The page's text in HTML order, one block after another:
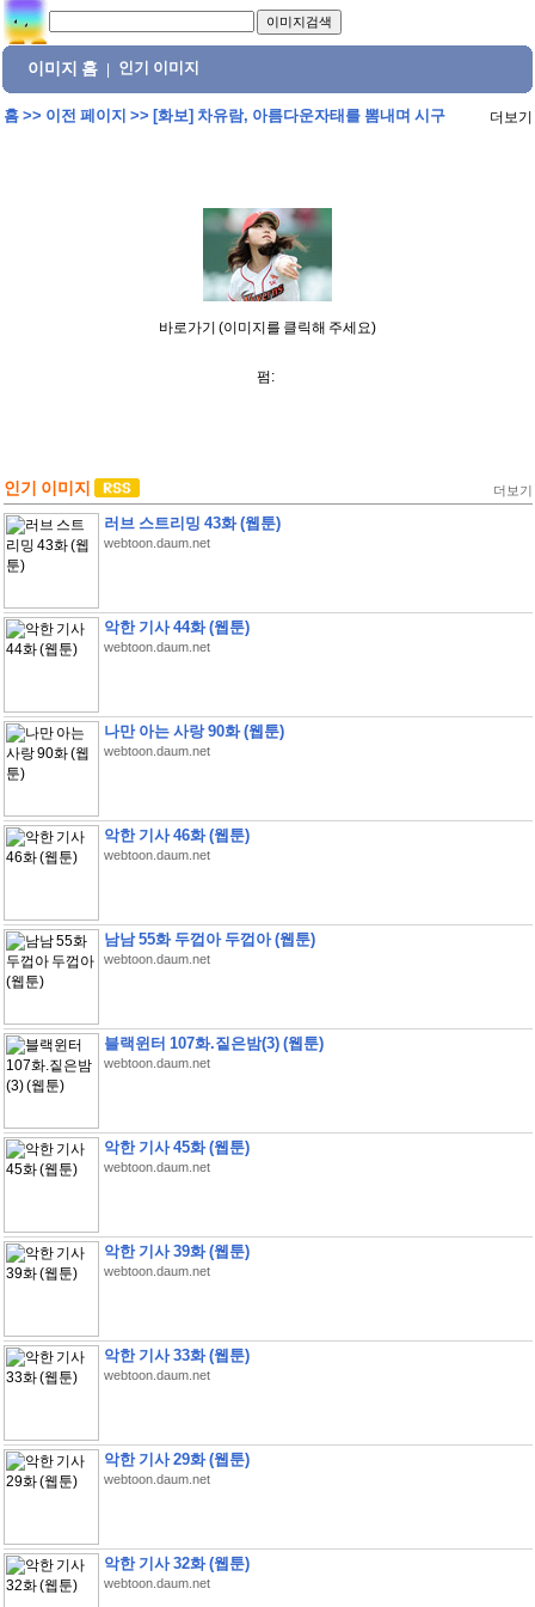
이미지 홈 인기 이미지
홈>> 이전 페이지 >> [화보] 차유람, 아름다운자태를 뽐내며 시구 더보기
바로가기 (이미지를 클릭해 주세요)
펌:
인기 이미지 더보기
러브 스트리밍 43화 (웹툰)
webtoon.daum.net
악한 기사 44화 (웹툰)
webtoon.daum.net
나만 아는 사랑 90화 (웹툰)
webtoon.daum.net
악한 기사 46화 (웹툰)
webtoon.daum.net
남남 55화 두껍아 두껍아 (웹툰)
webtoon.daum.net
블랙윈터 107화.짙은밤(3) (웹툰)
webtoon.daum.net
악한 기사 45화 (웹툰)
webtoon.daum.net
악한 기사 39화 (웹툰)
webtoon.daum.net
악한 기사 33화 (웹툰)
webtoon.daum.net
악한 기사 29화 (웹툰)
webtoon.daum.net
악한 기사 32화 (웹툰)
webtoon.daum.net